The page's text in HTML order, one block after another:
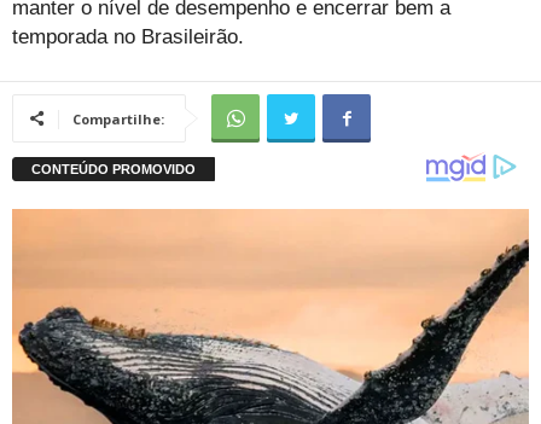
manter o nível de desempenho e encerrar bem a
temporada no Brasileirão.
Compartilhe: